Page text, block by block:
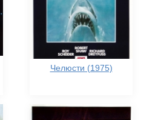
Челюсти (1975)